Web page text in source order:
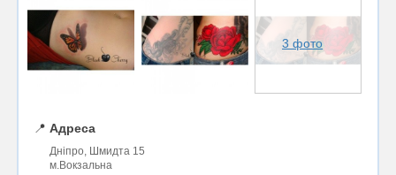
3 фото
📍 Адреса
Дніпро, Шмидта 15
м.Вокзальна